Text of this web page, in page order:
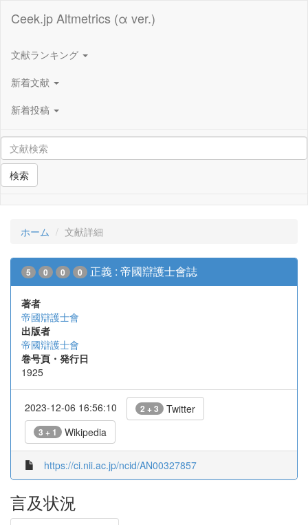
Ceek.jp Altmetrics (α ver.)
文献ランキング
新着文献
新着投稿
検索
ホーム 文献詳細
5 0 0 0 正義 : 帝國辯護士會誌
著者
帝國辯護士會
出版者
帝國辯護士會
巻号頁・発行日
1925
2023-12-06 16:56:10 2 + 3 Twitter
3 + 1 Wikipedia
https://ci.nii.ac.jp/ncid/AN00327857
言及状況